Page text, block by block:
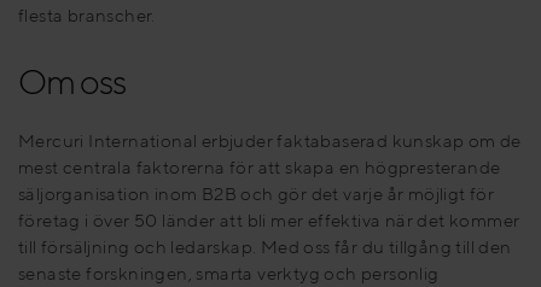
flesta branscher.
Om oss
Mercuri International erbjuder faktabaserad kunskap om de
mest centrala faktorerna för att skapa en högpresterande
säljorganisation inom B2B och gör det varje år möjligt för
företag i över 50 länder att bli mer effektiva när det kommer
till försäljning och ledarskap. Med oss får du tillgång till den
senaste forskningen, smarta verktyg och personlig